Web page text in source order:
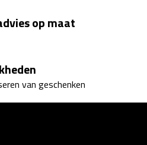
op maat
van geschenken